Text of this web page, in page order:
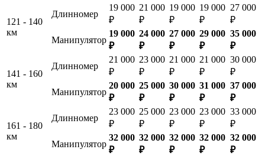
121 - 140
км
Длинномер
19 000
₽
21 000
₽
19 000
₽
19 000
₽
27 000
₽
Манипулятор
19 000
₽
24 000
₽
27 000
₽
29 000
₽
35 000
₽
141 - 160
км
Длинномер
21 000
₽
23 000
₽
21 000
₽
21 000
₽
30 000
₽
Манипулятор
20 000
₽
25 000
₽
30 000
₽
31 000
₽
37 000
₽
161 - 180
км
Длинномер
23 000
₽
25 000
₽
23 000
₽
23 000
₽
33 000
₽
Манипулятор
32 000
₽
32 000
₽
32 000
₽
32 000
₽
32 000
₽